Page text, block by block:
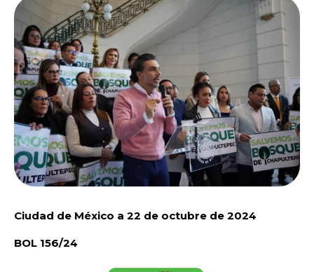
Ciudad de México a 22 de octubre de 2024
BOL 156/24